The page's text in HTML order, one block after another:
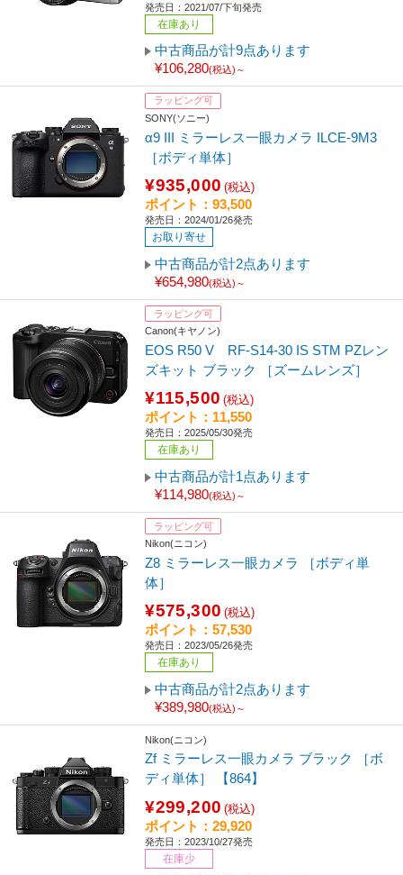
発売日：2021/07/下旬発売
在庫あり
中古商品が計9点あります
¥106,280(税込)～
ラッピング可
SONY(ソニー)
α9 III ミラーレス一眼カメラ ILCE-9M3
［ボディ単体］
¥935,000 (税込)
ポイント：93,500
発売日：2024/01/26発売
お取り寄せ
中古商品が計2点あります
¥654,980(税込)～
ラッピング可
Canon(キヤノン)
EOS R50 V RF-S14-30 IS STM PZレン
ズキット ブラック ［ズームレンズ］
¥115,500 (税込)
ポイント：11,550
発売日：2025/05/30発売
在庫あり
中古商品が計1点あります
¥114,980(税込)～
ラッピング可
Nikon(ニコン)
Z8 ミラーレス一眼カメラ ［ボディ単
体］
¥575,300 (税込)
ポイント：57,530
発売日：2023/05/26発売
在庫あり
中古商品が計2点あります
¥389,980(税込)～
Nikon(ニコン)
Zf ミラーレス一眼カメラ ブラック ［ボ
ディ単体］ 【864】
¥299,200 (税込)
ポイント：29,920
発売日：2023/10/27発売
在庫少